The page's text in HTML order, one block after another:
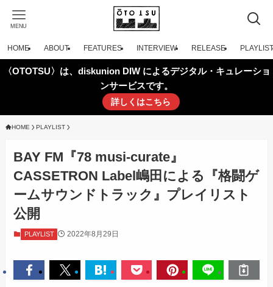
MENU
HOME ABOUT FEATURES INTERVIEW RELEASE PLAYLIST
〈OTOTSU〉は、diskunion DIW によるデジタル・キュレーショ
ンサービスです。
詳しくはこちら
HOME PLAYLIST
BAY FM『78 musi-curate』
CASSETRON Label嶋田による『格闘ゲ
ームサウンドトラック』プレイリスト
公開
PLAYLIST 2022年8月29日